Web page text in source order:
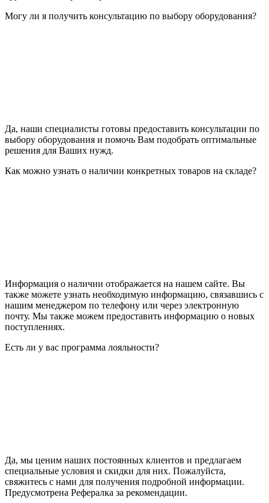
Могу ли я получить консультацию по выбору оборудования?
Да, наши специалисты готовы предоставить консультации по
выбору оборудования и помочь Вам подобрать оптимальные
решения для Ваших нужд.
Как можно узнать о наличии конкретных товаров на складе?
Информация о наличии отображается на нашем сайте. Вы
также можете узнать необходимую информацию, связавшись с
нашим менеджером по телефону или через электронную
почту. Мы также можем предоставить информацию о новых
поступлениях.
Есть ли у вас программа лояльности?
Да, мы ценим наших постоянных клиентов и предлагаем
специальные условия и скидки для них. Пожалуйста,
свяжитесь с нами для получения подробной информации.
Предусмотрена Рефералка за рекомендации.